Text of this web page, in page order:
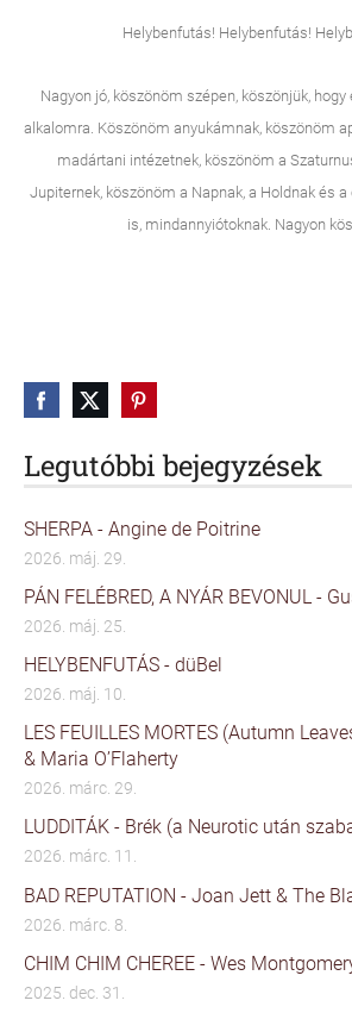
Legutóbbi bejegyzések
SHERPA - Angine de Poitrine
2026. máj. 29.
PÁN FELÉBRED, A NYÁR BEVONUL -
2026. máj. 25.
HELYBENFUTÁS - düBel
2026. máj. 10.
LES FEUILLES MORTES (Autumn
& Maria O’Flaherty
2026. márc. 29.
LUDDITÁK - Brék (a Neurotic után
2026. márc. 11.
BAD REPUTATION - Joan Jett & The
2026. márc. 8.
CHIM CHIM CHEREE - Wes
2025. dec. 31.
Helybenfutás! Helybenfutás!
Nagyon jó, köszönöm szépen, köszönjük,
alkalomra. Köszönöm anyukámnak, köszönöm
madártani intézetnek, köszönöm a
Jupiternek, köszönöm a Napnak, a Holdnak és
is, mindannyiótoknak. Nagyon